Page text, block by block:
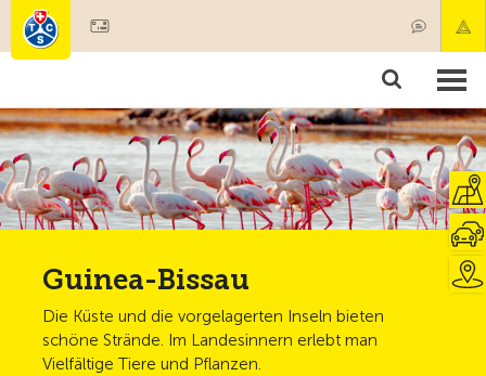
Mitgliedschaft & Leistungen
Test, Sicherheit & Gesundheit
Guinea-Bissau
Die Küste und die vorgelagerten Inseln bieten
schöne Strände. Im Landesinnern erlebt man
Vielfältige Tiere und Pflanzen.